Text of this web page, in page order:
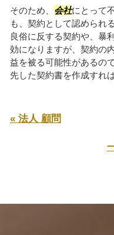
そのため、 会社にとって
も、契約として認められ
良俗に反する契約や、暴
効になりますが、契約の
益を被る可能性があるの
先した契約書を作成すれ
« 法人 顧問